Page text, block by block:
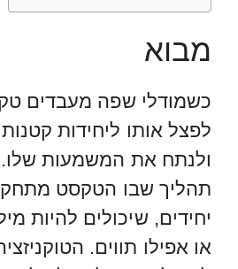
מבוא
כשמודלי שפה מעבדים
לפצל אותו ליחידות קטנות
ולנתח את המשמעות שלו.
תהליך שבו הטקסט
יחידים, שיכולים להיות
או אפילו תווים.